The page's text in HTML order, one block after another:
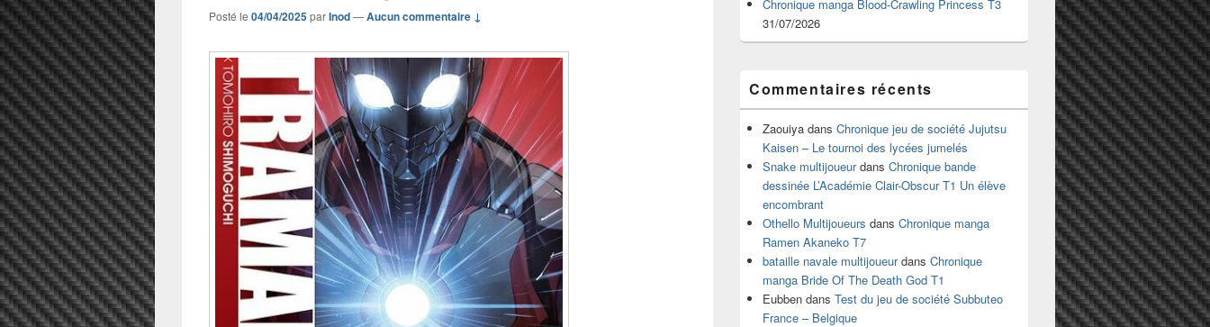
Posté le 04/04/2025parInod—Aucun commentaire ↓
Chronique manga Blood-Crawling Princess T3
31/07/2026
Commentaires récents
Zaouiya dans Chronique jeu de société Jujutsu
Kaisen – Le tournoi des lycées jumelés
Snake multijoueurdans Chronique bande
dessinée L’Académie Clair-Obscur T1 Un élève
encombrant
Othello Multijoueurs dans Chronique manga
Ramen Akaneko T7
bataille navale multijoueurdans Chronique
manga Bride Of The Death God T1
Eubben dans Test du jeu de société Subbuteo
France – Belgique